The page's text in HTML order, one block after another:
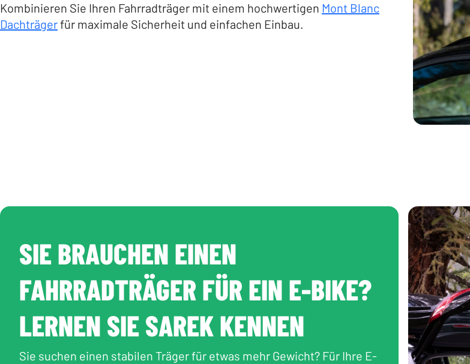
Kombinieren Sie Ihren Fahrradträger mit einem hochwertigen Mont Blanc
Dachträgerfür maximale Sicherheit und einfachen Einbau.
SIE BRAUCHEN EINEN
FAHRRADTRÄGER FÜR EIN E-BIKE?
LERNEN SIE SAREK KENNEN
Sie suchen einen stabilen Träger für etwas mehr Gewicht? Für Ihre E-